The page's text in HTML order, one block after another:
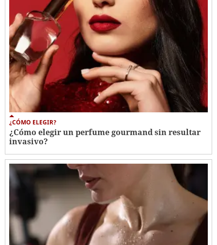
¿CÓMO ELEGIR?
¿Cómo elegir un perfume gourmand sin resultar
invasivo?